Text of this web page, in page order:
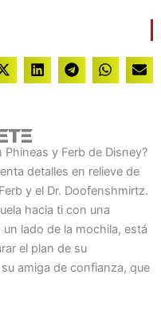
y Ferb de Disney?
detalles en relieve de
y el Dr. Doofenshmirtz.
hacia ti con una
lado de la mochila, está
el plan de su
amiga de confianza, que